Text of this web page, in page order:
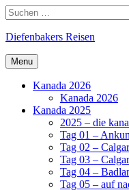
Skip
to
content
Search
Suchen
nach:
Diefenbakers Reisen
Menu
Kanada 2026
Kanada 2026
Kanada 2025
2025 – die
Tag 01 –
Tag 02 –
Tag 03 –
Tag 04 –
Tag 05 – auf